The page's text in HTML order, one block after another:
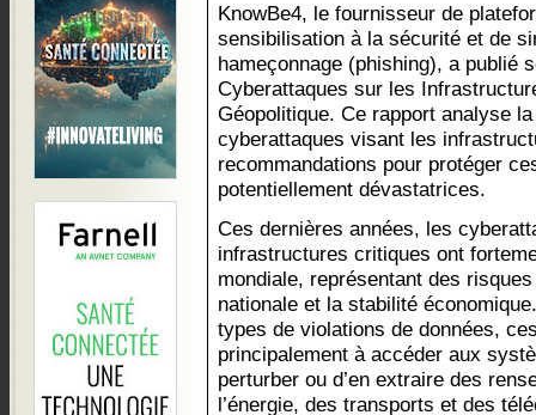
KnowBe4, le fournisseur de
sensibilisation à la sécurité et de
hameçonnage (phishing), a publié
Cyberattaques sur les
Géopolitique. Ce rapport analyse
cyberattaques visant les
recommandations pour protéger
potentiellement dévastatrices.
Ces dernières années, les
infrastructures critiques ont
mondiale, représentant des
nationale et la stabilité
types de violations de données,
principalement à accéder aux
perturber ou d’en extraire des
l’énergie, des transports et des